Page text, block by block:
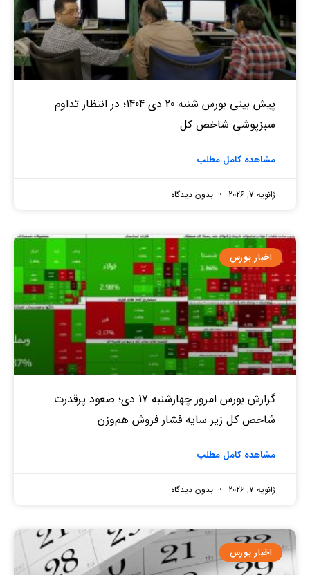
پیش بینی بورس شنبه 20 دی 1404؛ در انتظار تداوم
سبزپوشی شاخص کل
مشاهده کامل مطلب
ژانویه 7, 2026 بدون دیدگاه
اخبار بورس
گزارش بورس امروز چهارشنبه 17 دی؛ صعود پرقدرت
شاخص کل زیر سایه فشار فروش هم‌وزن
مشاهده کامل مطلب
ژانویه 7, 2026 بدون دیدگاه
اخبار بورس